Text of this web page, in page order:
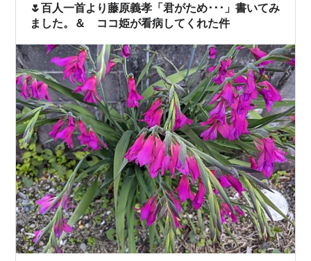
🌷百人一首より藤原義孝「君がため･･･」書いてみ
ました。＆ ココ姫が看病してくれた件